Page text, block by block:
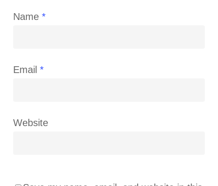
Name *
Email *
Website